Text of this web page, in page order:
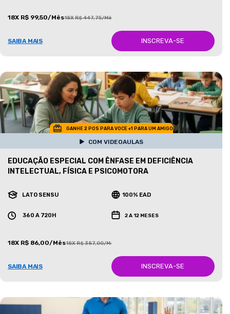
18X R$ 99,50/Mês18X R$ 447,75/Mês
SAIBA MAIS INSCREVA-SE
GANHE 2 POS PARA VOCE +1 PARA UM AMIGO
COM VIDEOAULAS
EDUCAÇÃO ESPECIAL COM ÊNFASE EM DEFICIÊNCIA
INTELECTUAL, FÍSICA E PSICOMOTORA
LATO SENSU 100% EAD
360 A 720H 2 A 12 MESES
18X R$ 86,00/Mês18X R$ 387,00/Mês
SAIBA MAIS INSCREVA-SE